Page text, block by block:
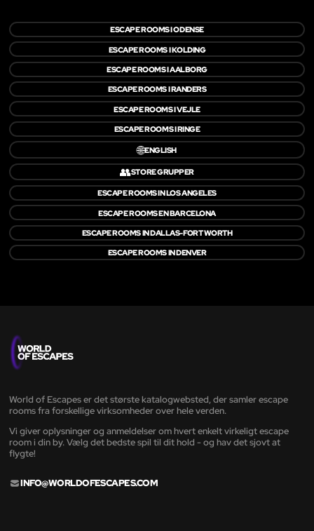
ESCAPE ROOMS I ODENSE
ESCAPE ROOMS I KOLDING
ESCAPE ROOMS I AALBORG
ESCAPE ROOMS I RANDERS
ESCAPE ROOMS I VEJLE
ESCAPE ROOMS I RINGE
🌐ENGLISH
👥STORE GRUPPER
ESCAPE ROOMS IN LOS ANGELES
ESCAPE ROOMS EN BARCELONA
ESCAPE ROOMS IN DALLAS-FORT WORTH
ESCAPE ROOMS IN DENVER
World of Escapes er det største katalogwebsted, der samler escape
rooms fra forskellige virksomheder over hele verden.
Vi giver oplysninger og anmeldelser om hvert enkelt virkeligt escape
room i din by. Vælg det bedste spil til dit hold - og hav det sjovt at
flygte!
INFO@WORLDOFESCAPES.COM